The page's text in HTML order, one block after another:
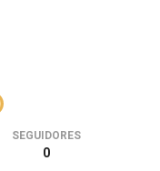
SEGUIDORES
0